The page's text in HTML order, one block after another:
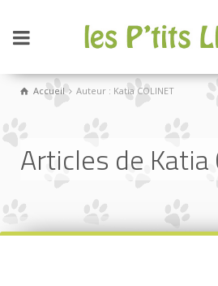
Accueil Auteur : Katia COLINET
Articles de Katia